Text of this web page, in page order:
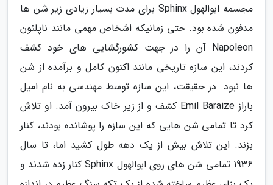
مجسمه ابوالهول Sphinx برای مدت بسیار زیادی زیر شن ها
مدفون شده بود. حتی زمانیکه اشخاص مهمی مانند ناپلئون
Napoleon آن را در جهت کشورگشایی های خود کشف
کردند، این سازه تاریخی مانند اکنون کامل و برآمده از شن
ها نبود. در حقیقت، این سازه توسط مهندسی به نام امیل
باراز Emil Baraize کشف و از زیر خاک بیرون آمد. او تلاش
کرد تا تمامی شن هایی که این سازه را پوشانده بودند، کنار
بزند. این تلاش بیش از یک دهه طول کشید اما، تا سال
1936 تمامی شن های روی ابوالهول Sphinx کنار زده شدند و